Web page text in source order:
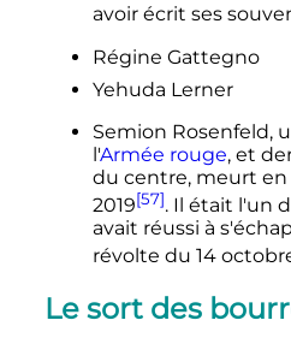
avoir écrit ses
Régine Gattegno
Yehuda Lerner
Semion Rosenfeld,
l'Armée rouge, et
du centre, meurt en
2019[57]. Il était l'un
avait réussi à
révolte du 14
Le sort des